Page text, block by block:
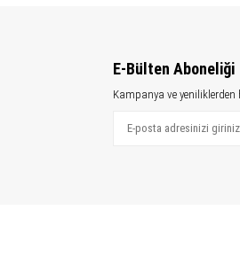
E-Bülten Aboneliği
Kampanya ve